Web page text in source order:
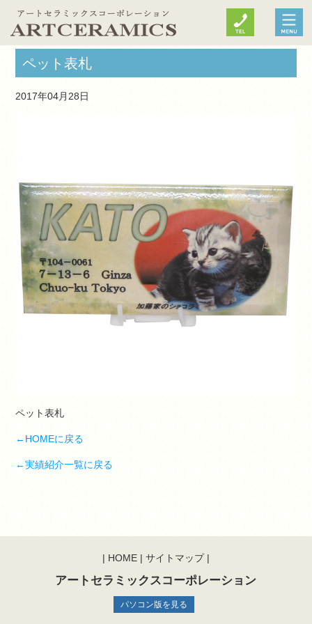
ペット表札
2017年04月28日
ペット表札
←HOMEに戻る
←実績紹介一覧に戻る
| HOME| サイトマップ|
アートセラミックスコーポレーション
パソコン版を見る